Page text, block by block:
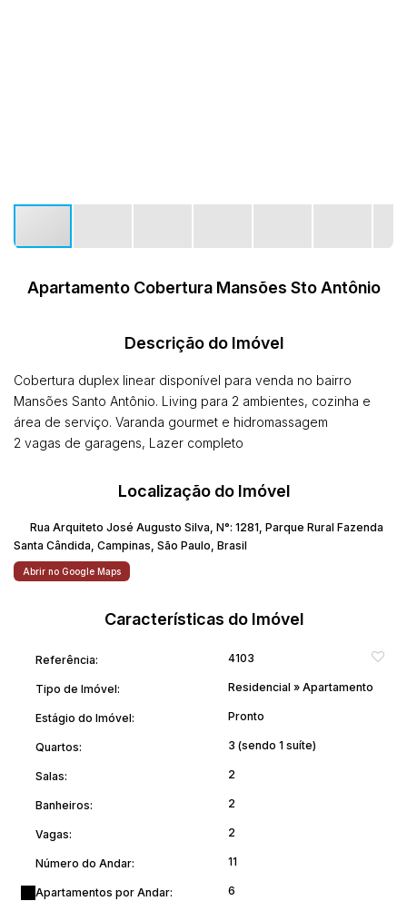
Apartamento Cobertura Mansões Sto Antônio
Descrição do Imóvel
Cobertura duplex linear disponível para venda no bairro
Mansões Santo Antônio. Living para 2 ambientes, cozinha e
área de serviço. Varanda gourmet e hidromassagem
2 vagas de garagens, Lazer completo
Localização do Imóvel
Rua Arquiteto José Augusto Silva N°: 1281 Parque Rural Fazenda
Santa Cândida Campinas São Paulo Brasil
Abrir no Google Maps
Características do Imóvel
Referência: 4103
Tipo de Imóvel: Residencial » Apartamento
Estágio do Imóvel: Pronto
Quartos: 3 (sendo 1 suíte)
Salas: 2
Banheiros: 2
Vagas: 2
Número do Andar: 11
Apartamentos por Andar: 6